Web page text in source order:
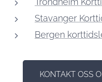
Stavanger
Bergen
KONTAKT OSS